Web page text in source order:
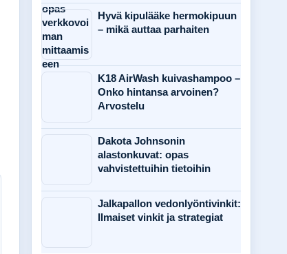
Hyvä kipulääke hermokipuun
– mikä auttaa parhaiten
K18 AirWash kuivashampoo –
Onko hintansa arvoinen?
Arvostelu
Dakota Johnsonin
alastonkuvat: opas
vahvistettuihin tietoihin
Jalkapallon vedonlyöntivinkit:
Ilmaiset vinkit ja strategiat